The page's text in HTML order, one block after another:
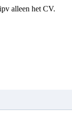
alleen het CV.